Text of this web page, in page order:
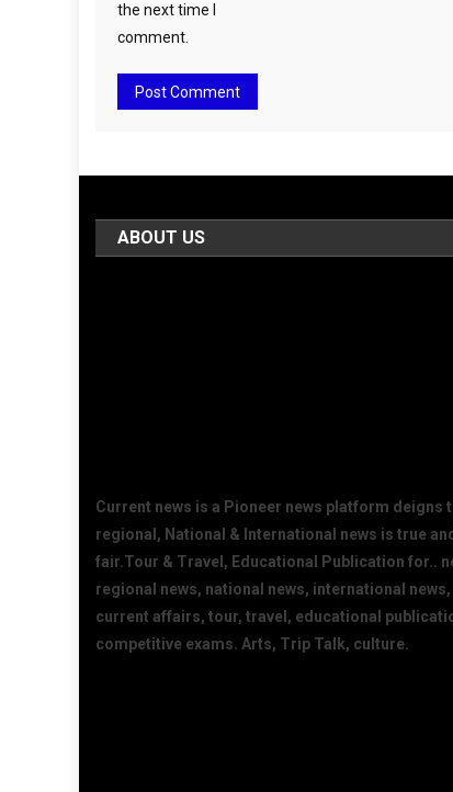
the next time I
comment.
ABOUT US
Current news is a Pioneer news platform deigns
regional, National & International news is true and
fair.Tour & Travel, Educational Publication for..
regional news, national news, international news,
current affairs, tour, travel, educational
competitive exams. Arts, Trip Talk, culture.